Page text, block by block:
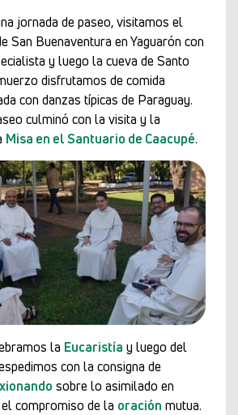
jornada de paseo, visitamos el
San Buenaventura en Yaguarón con
y luego la cueva de Santo
disfrutamos de comida
con danzas típicas de Paraguay.
culminó con la visita y la
Misa en el Santuario de Caacupé.
la Eucaristía y luego del
con la consigna de
sobre lo asimilado en
compromiso de la oración mutua.